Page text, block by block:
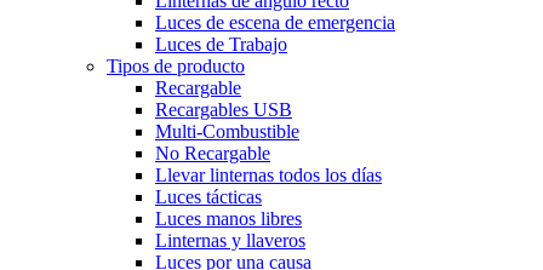
Luces de escena de emergencia
Luces de Trabajo
Tipos de producto
Recargable
Recargables USB
Multi-Combustible
No Recargable
Llevar linternas todos los días
Luces tácticas
Luces manos libres
Linternas y llaveros
Luces por una causa